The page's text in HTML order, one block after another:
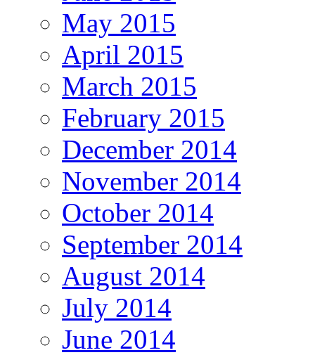
May 2015
April 2015
March 2015
February 2015
December 2014
November 2014
October 2014
September 2014
August 2014
July 2014
June 2014